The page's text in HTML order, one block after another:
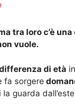
tra loro c’è
vuole.
di età
fa sorgere
guarda